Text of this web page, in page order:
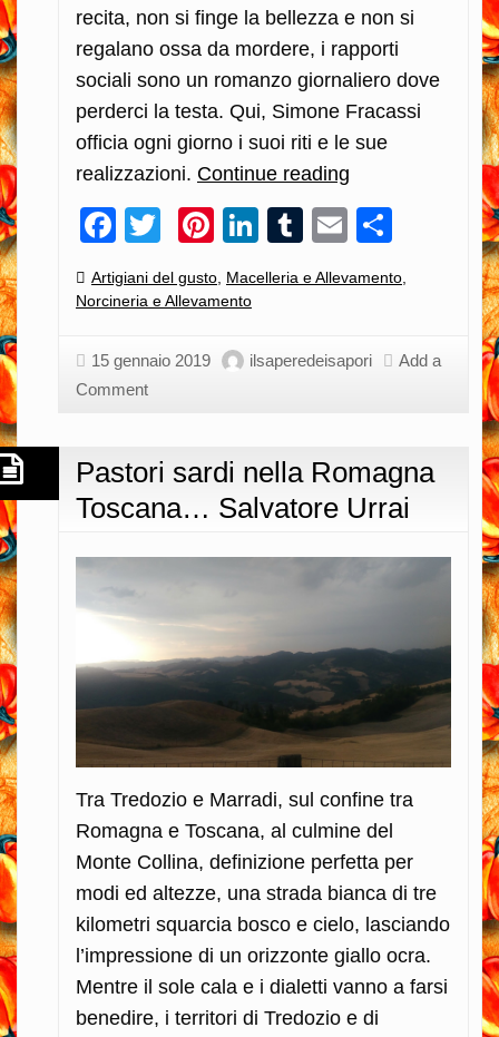
recita, non si finge la bellezza e non si
regalano ossa da mordere, i rapporti
sociali sono un romanzo giornaliero dove
perderci la testa. Qui, Simone Fracassi
officia ogni giorno i suoi riti e le sue
realizzazioni. Continue reading
Chianine
e
maiali
macellaio
Simone
Fracassi
Facebook
TwitterPinterest
LinkedIn
Tumblr
Email
Categories:
Artigiani del gusto, Macelleria e Allevamento,
Norcineria e Allevamento
15 gennaio 2019 ilsaperedeisapori
Add a
Comment
Pastori sardi nella Romagna
Toscana… Salvatore Urrai
Tra Tredozio e Marradi, sul confine tra
Romagna e Toscana, al culmine del
Monte Collina, definizione perfetta per
modi ed altezze, una strada bianca di tre
kilometri squarcia bosco e cielo, lasciando
l’impressione di un orizzonte giallo ocra.
Mentre il sole cala e i dialetti vanno a farsi
benedire, i territori di Tredozio e di